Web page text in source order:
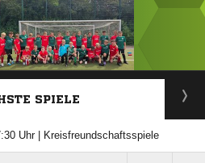
ANZEIGE
SPIELE
Uhr | Kreisfreundschaftsspiele